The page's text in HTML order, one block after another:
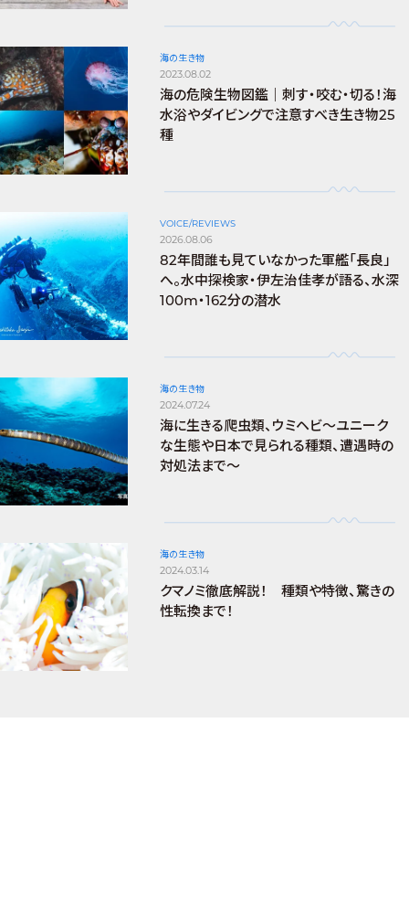
海の生き物
2023.08.02
海の危険生物図鑑｜刺す・咬む・切る！海
水浴やダイビングで注意すべき生き物25
種
VOICE/REVIEWS
2026.08.06
82年間誰も見ていなかった軍艦「長良」
へ。水中探検家・伊左治佳孝が語る、水深
100m・162分の潜水
海の生き物
2024.07.24
海に生きる爬虫類、ウミヘビ～ユニーク
な生態や日本で見られる種類、遭遇時の
対処法まで～
海の生き物
2024.03.14
クマノミ徹底解説！ 種類や特徴、驚きの
性転換まで！